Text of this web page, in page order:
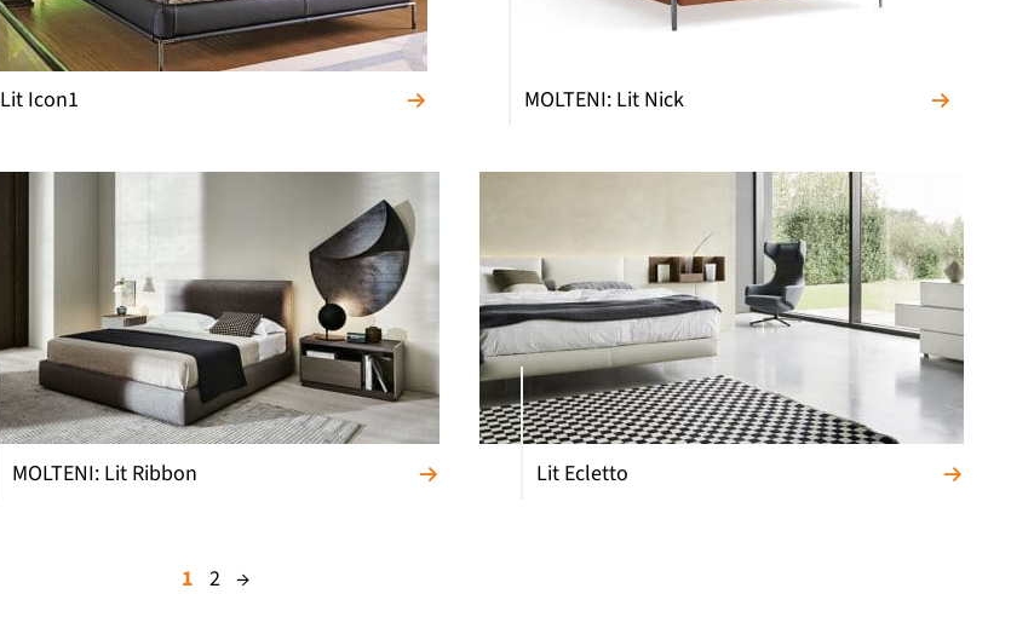
Lit Icon1 MOLTENI: Lit Nick
MOLTENI: Lit Ribbon Lit Ecletto
1 2 →